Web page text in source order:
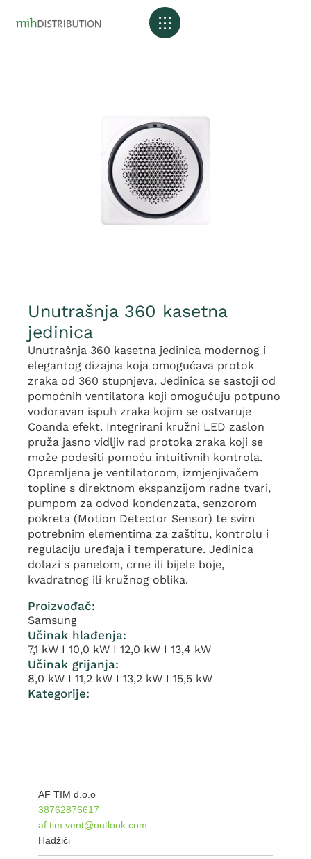
Unutrašnja 360 kasetna
jedinica
Unutrašnja 360 kasetna jedinica modernog i
elegantog dizajna koja omogućava protok
zraka od 360 stupnjeva. Jedinica se sastoji od
pomoćnih ventilatora koji omogućuju potpuno
vodoravan ispuh zraka kojim se ostvaruje
Coanda efekt. Integrirani kružni LED zaslon
pruža jasno vidljiv rad protoka zraka koji se
može podesiti pomoću intuitivnih kontrola.
Opremljena je ventilatorom, izmjenjivačem
topline s direktnom ekspanzijom radne tvari,
pumpom za odvod kondenzata, senzorom
pokreta (Motion Detector Sensor) te svim
potrebnim elementima za zaštitu, kontrolu i
regulaciju uređaja i temperature. Jedinica
dolazi s panelom, crne ili bijele boje,
kvadratnog ili kružnog oblika.
Proizvođač:
Samsung
Učinak hlađenja:
7,1 kW I 10,0 kW I 12,0 kW I 13,4 kW
Učinak grijanja:
8,0 kW I 11,2 kW I 13,2 kW I 15,5 kW
Kategorije:
AF TIM d.o.o
38762876617
af.tim.vent@outlook.com
Hadžići